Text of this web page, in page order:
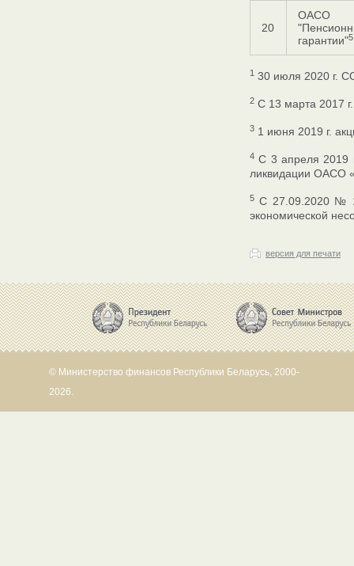
20
ОАСО
гарантии"5
1 30 июля 2020 г.
2 С 13 марта 2017
3 1 июня 2019 г.
4 С 3 апреля 2019
ликвидации ОАСО
5 С 27.09.2020 №
экономической
версия для печати
© Министерство финансов Республики Беларусь, 2000-
2026.